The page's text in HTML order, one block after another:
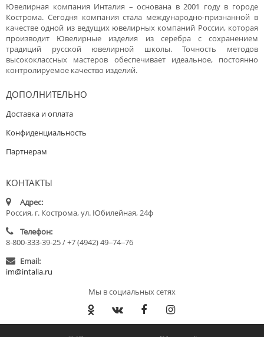
Ювелирная компания Инталия – основана в 2001 году в городе
Кострома. Сегодня компания стала международно-признанной в
качестве одной из ведущих ювелирных компаний России, которая
производит Ювелирные изделия из серебра с сохранением
традиций русской ювелирной школы. Точность методов
высококлассных мастеров обеспечивает идеальное, постоянно
контролируемое качество изделий.
ДОПОЛНИТЕЛЬНО
Доставка и оплата
Конфиденциальность
Партнерам
КОНТАКТЫ
Адрес:
Россия, г. Кострома, ул. Юбилейная, 24ф
Телефон:
8-800-333-39-25 / +7 (4942) 49‒74‒76
Email:
im@intalia.ru
Мы в социальных сетях